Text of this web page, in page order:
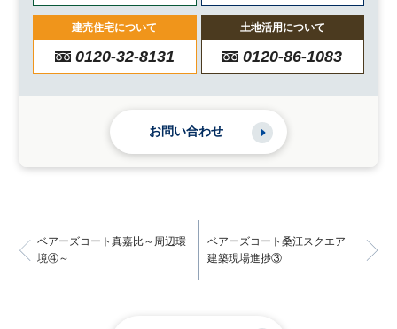
建売住宅について
0120-32-8131
土地活用について
0120-86-1083
お問い合わせ
ベアーズコート真嘉比～周辺環
境④～
ベアーズコート桑江スクエア
建築現場進捗③